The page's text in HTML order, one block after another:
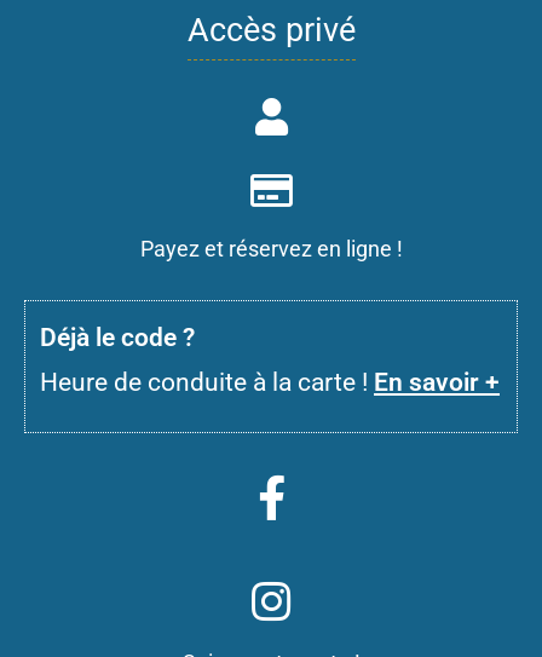
Accès privé
Payez et réservez en ligne !
Déjà le code ?
Heure de conduite à la carte ! En savoir +